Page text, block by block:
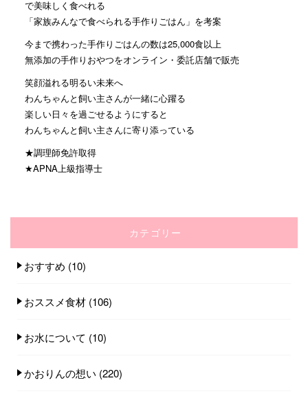
で美味しく食べれる
「家族みんなで食べられる手作りごはん」を考案
今まで携わった手作りごはんの数は25,000食以上
無添加の手作りおやつをオンライン・委託店舗で販売
笑顔溢れる明るい未来へ
わんちゃんと飼い主さんが一緒に心躍る
楽しい日々を過ごせるようにすると
わんちゃんと飼い主さんに寄り添っている
★調理師免許取得
★APNA上級指導士
カテゴリー
おすすめ (10)
おススメ食材 (106)
お水について (10)
かおりんの想い (220)